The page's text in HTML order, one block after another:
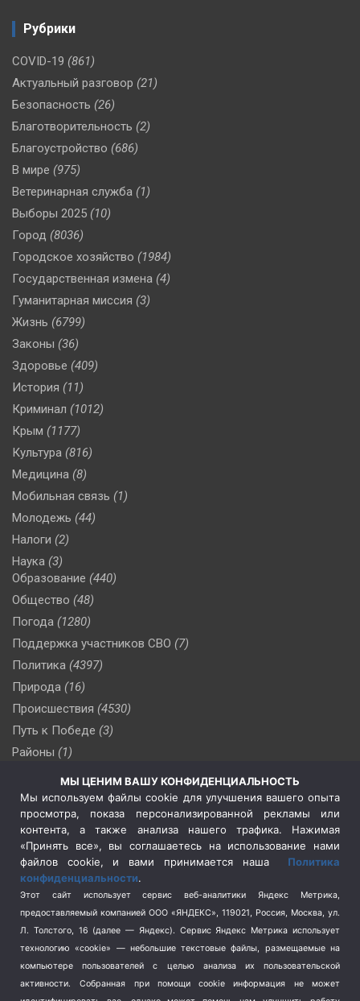
Рубрики
COVID-19 (861)
Актуальный разговор (21)
Безопасность (26)
Благотворительность (2)
Благоустройство (686)
В мире (975)
Ветеринарная служба (1)
Выборы 2025 (10)
Город (8036)
Городское хозяйство (1984)
Государственная измена (4)
Гуманитарная миссия (3)
Жизнь (6799)
Законы (36)
Здоровье (409)
История (11)
Криминал (1012)
Крым (1177)
Культура (816)
Медицина (8)
Мобильная связь (1)
Молодежь (44)
Налоги (2)
Наука (3)
Образование (440)
Общество (48)
Погода (1280)
Поддержка участников СВО (7)
Политика (4397)
Природа (16)
Происшествия (4530)
Путь к Победе (3)
Районы (1)
Сельское хозяйство (3)
Социальная политика
(3)
Спецоперация в Украине
Спецоперация на Украине
(404)
Спорт (740)
Терроризм (1)
Транспорт (262)
Туризм (178)
Флот (76)
МЫ ЦЕНИМ ВАШУ КОНФИДЕНЦИАЛЬНОСТЬ
Мы используем файлы cookie для улучшения вашего опыта
просмотра, показа персонализированной рекламы или
контента, а также анализа нашего трафика. Нажимая
«Принять все», вы соглашаетесь на использование нами
файлов cookie, и вами принимается наша Политика
конфиденциальности.
Этот сайт использует сервис веб-аналитики Яндекс Метрика,
предоставляемый компанией ООО «ЯНДЕКС», 119021, Россия, Москва, ул.
Л. Толстого, 16 (далее — Яндекс). Сервис Яндекс Метрика использует
технологию «cookie» — небольшие текстовые файлы, размещаемые на
компьютере пользователей с целью анализа их пользовательской
активности.
Собранная при помощи cookie информация не может